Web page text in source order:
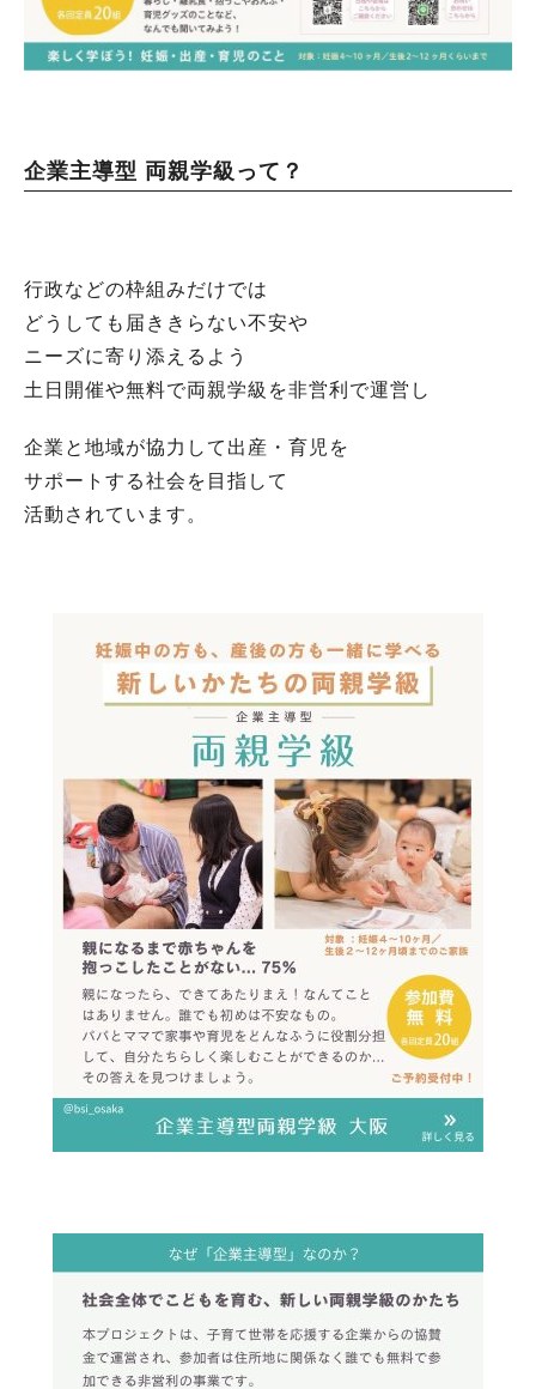
企業主導型 両親学級って？
行政などの枠組みだけでは
どうしても届ききらない不安や
ニーズに寄り添えるよう
土日開催や無料で両親学級を非営利で運営し
企業と地域が協力して出産・育児を
サポートする社会を目指して
活動されています。